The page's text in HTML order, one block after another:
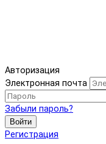
Авторизация
Электронная почта
Забыли пароль?
Войти
Регистрация